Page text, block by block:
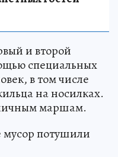
и второй
специальных
в том числе
на носилках.
маршам.
мусор потушили